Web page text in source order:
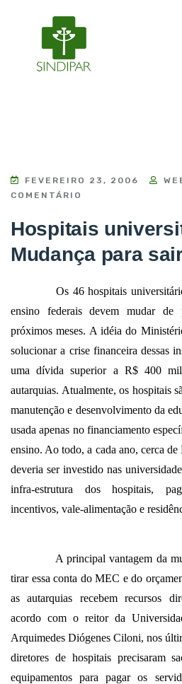
FEVEREIRO 23, 2006
COMENTÁRIO
Hospitais
Mudança para
Os 46 hospitais
ensino federais devem mudar de
próximos meses. A idéia do
solucionar a crise financeira dessas
uma dívida superior a R$ 400
autarquias. Atualmente, os hospitais
manutenção e desenvolvimento da
usada apenas no financiamento
ensino. Ao todo, a cada ano, cerca
deveria ser investido nas
infra-estrutura dos hospitais,
incentivos, vale-alimentação e
A principal vantagem da
tirar essa conta do MEC e do
as autarquias recebem recursos
acordo com o reitor da
Arquimedes Diógenes Ciloni, nos
diretores de hospitais precisaram
equipamentos para pagar os